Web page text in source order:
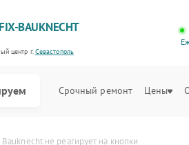
FIX-BAUKNECHT
центр г.Севастополь
Срочный ремонт Цены
не реагирует на кнопки